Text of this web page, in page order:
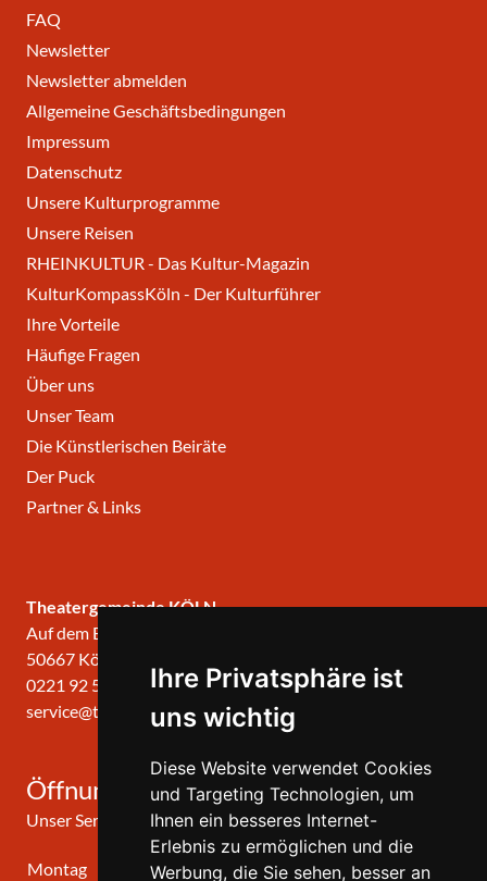
Ihre Privatsphäre ist
uns wichtig
Diese Website verwendet Cookies
und Targeting Technologien, um
Ihnen ein besseres Internet-
Erlebnis zu ermöglichen und die
Werbung, die Sie sehen, besser an
FAQ
Newsletter
Newsletter abmelden
Allgemeine Geschäftsbedingungen
Impressum
Datenschutz
Unsere Kulturprogramme
Unsere Reisen
RHEINKULTUR - Das Kultur-Magazin
KulturKompassKöln - Der Kulturführer
Ihre Vorteile
Häufige Fragen
Über uns
Unser Team
Die Künstlerischen Beiräte
Der Puck
Partner & Links
Theatergemeinde KÖLN
Auf dem Berlich 34
50667 Köln
0221 92 57 420
service@theatergemeinde-koeln.de
Öffnungszeiten
Unser Service-Center ist zu folgenden Zeiten geöffnet
Montag 10:00 Uhr - 12:00 Uhr